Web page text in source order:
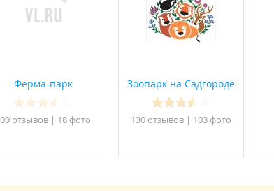
Ферма-парк
отзывов | 18 фото
Зоопарк на Садгороде
130 отзывов | 103 фото